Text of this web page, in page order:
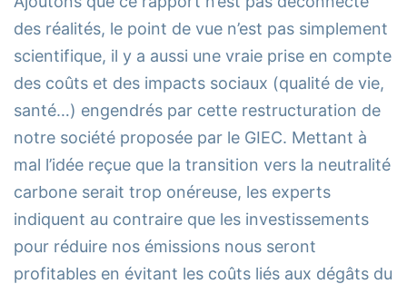
des réalités, le point de vue n’est pas simplement
scientifique, il y a aussi une vraie prise en compte
des coûts et des impacts sociaux (qualité de vie,
santé…) engendrés par cette restructuration de
notre société proposée par le GIEC. Mettant à
mal l’idée reçue que la transition vers la neutralité
carbone serait trop onéreuse, les experts
indiquent au contraire que les investissements
pour réduire nos émissions nous seront
profitables en évitant les coûts liés aux dégâts du